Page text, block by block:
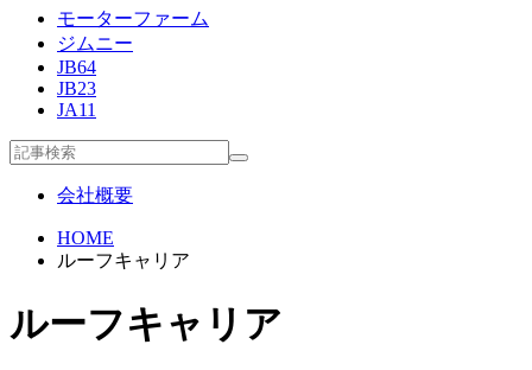
モーターファーム
ジムニー
JB64
JB23
JA11
会社概要
HOME
ルーフキャリア
ルーフキャリア